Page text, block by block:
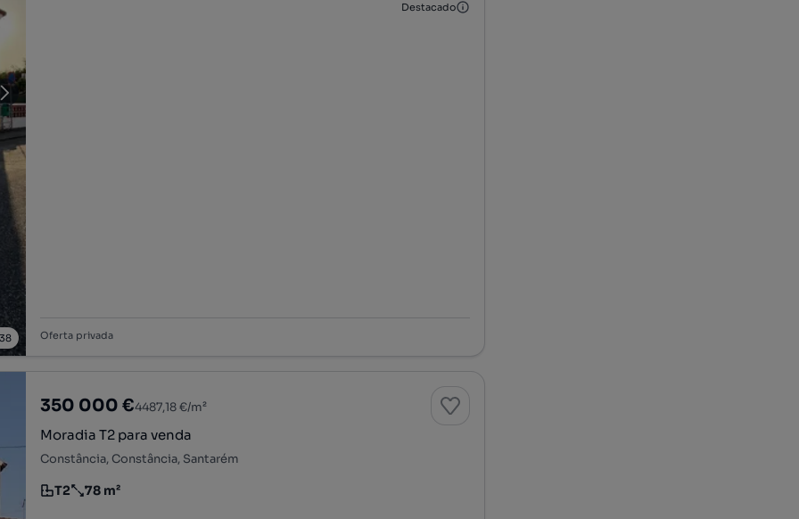
38
Destacado
Oferta privada
350 000 €4487,18 €/m²
Moradia T2 para venda
Constância, Constância, Santarém
Tipologia
T2
Preço por metro quadrado
78 m²